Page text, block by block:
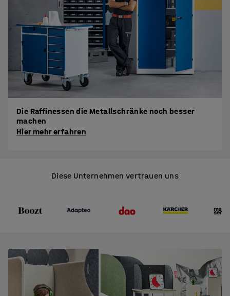
Die Raffinessen die Metallschränke noch besser
machen
Hier mehr erfahren
Diese Unternehmen vertrauen uns